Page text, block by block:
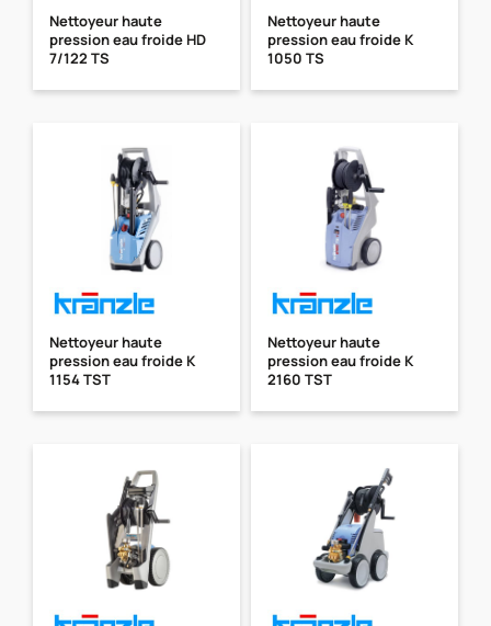
Nettoyeur haute
pression eau froide HD
7/122 TS
Nettoyeur haute
pression eau froide K
1050 TS
Nettoyeur haute
pression eau froide K
1154 TST
Nettoyeur haute
pression eau froide K
2160 TST